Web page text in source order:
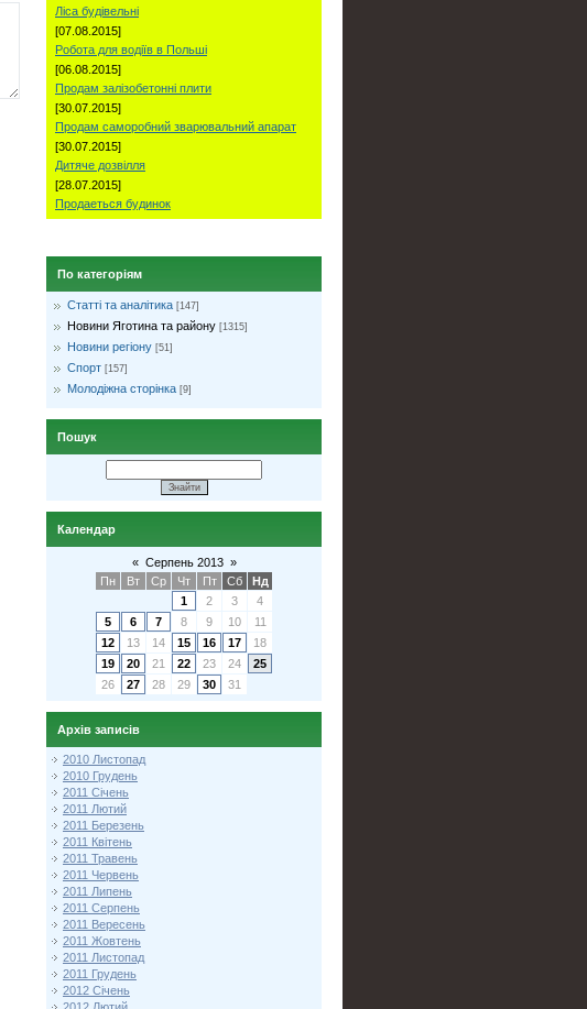
Ліса будівельні
[07.08.2015]
Робота для водіїв в Польші
[06.08.2015]
Продам залізобетонні плити
[30.07.2015]
Продам саморобний зварювальний апарат
[30.07.2015]
Дитяче дозвілля
[28.07.2015]
Продаеться будинок
По категоріям
Статті та аналітика [147]
Новини Яготина та району [1315]
Новини регіону [51]
Спорт [157]
Молодіжна сторінка [9]
Пошук
Календар
« Серпень 2013 »
Пн
Вт Ср Чт Пт Сб
Нд
1
2 3
4
5
6 7 8 9 10
11
12
13 14 15 16 17
18
19
20 21 22 23 24
25
26
27 28 29 30 31
Архів записів
2010 Листопад
2010 Грудень
2011 Січень
2011 Лютий
2011 Березень
2011 Квітень
2011 Травень
2011 Червень
2011 Липень
2011 Серпень
2011 Вересень
2011 Жовтень
2011 Листопад
2011 Грудень
2012 Січень